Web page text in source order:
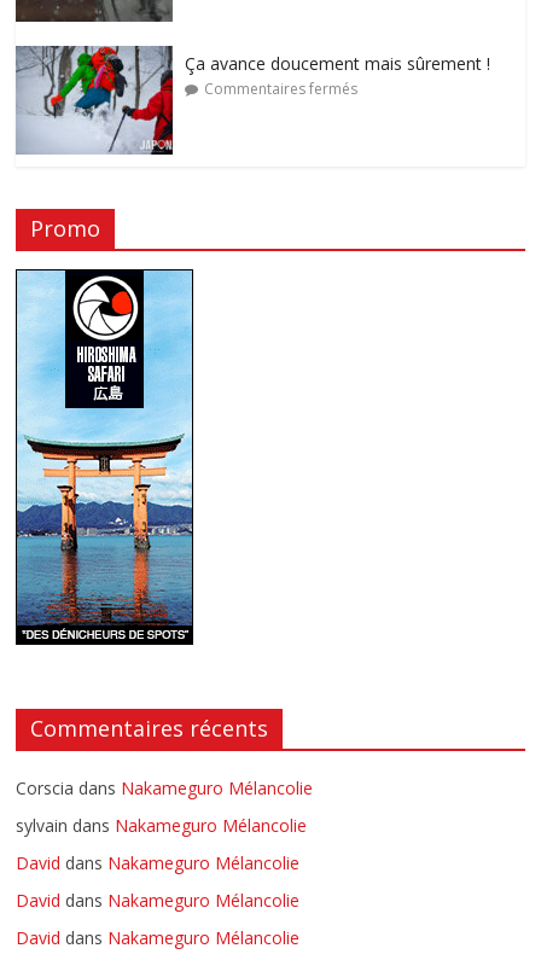
Ça avance doucement mais sûrement !
Commentaires fermés
Promo
Commentaires récents
Corscia dans Nakameguro Mélancolie
sylvain dans Nakameguro Mélancolie
David dans Nakameguro Mélancolie
David dans Nakameguro Mélancolie
David dans Nakameguro Mélancolie